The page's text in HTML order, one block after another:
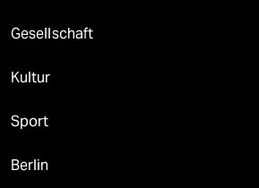
Gesellschaft
Kultur
Sport
Berlin